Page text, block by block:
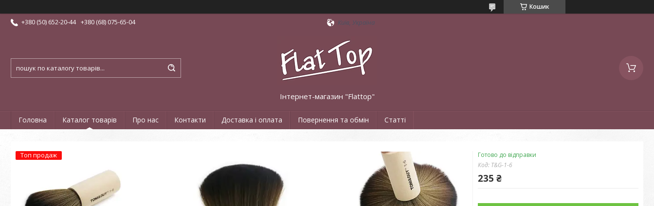
Кошик
+380 (50) 652-20-44 +380 (68) 075-65-04 Київ, Україна
Інтернет-магазин "Flattop"
Головна Каталог товарів Про нас Контакти Доставка і оплата Повернення та обмін Статті
Топ продаж
Готово до відправки
Код: T&G-1-6
235 ₴